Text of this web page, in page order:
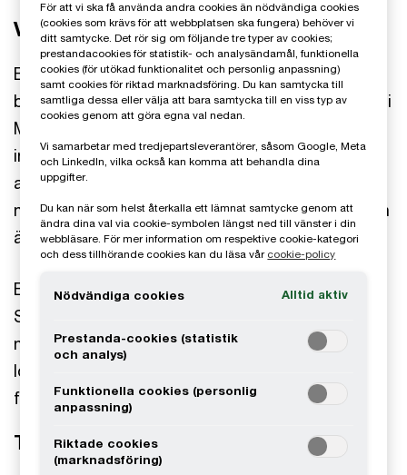
Verksamheten
Britt Sweden AB är en IT-tjänsteleverantör med
bred branschexponering och en ledande position i
Mälardalen. Bolaget erbjuder ett helhetsutbud
inom IT innefattande konsultverksamhet,
arbetsplats som tjänst, IT-drift samt hård- och
mjukvaruförsäljning. En hög andel av försäljningen
är kontraktsrelaterad.
Bolagets försäljning utgår från Västerås,
Stockholm, Eskilstuna och Falun med
minoritetsägare i respektive ort för att skapa ett
lokalt engagemang, vilket har varit en stor
framgångsfaktor för bolagets historiska tillväxt.
Transaktionen
För att vi ska få använda andra cookies än nödvändiga cookies
(cookies som krävs för att webbplatsen ska fungera) behöver vi
ditt samtycke. Det rör sig om följande tre typer av cookies;
prestandacookies för statistik- och analysändamål, funktionella
cookies (för utökad funktionalitet och personlig anpassning)
samt cookies för riktad marknadsföring. Du kan samtycka till
samtliga dessa eller välja att bara samtycka till en viss typ av
cookies genom att göra egna val nedan.
Vi samarbetar med tredjepartsleverantörer, såsom Google, Meta
och LinkedIn, vilka också kan komma att behandla dina
uppgifter.
Du kan när som helst återkalla ett lämnat samtycke genom att
ändra dina val via cookie-symbolen längst ned till vänster i din
webbläsare. För mer information om respektive cookie-kategori
och dess tillhörande cookies kan du läsa vår cookie-policy
Nödvändiga cookies Alltid aktiv
Prestanda-cookies (statistik
och analys)
Funktionella cookies (personlig
anpassning)
Riktade cookies
(marknadsföring)